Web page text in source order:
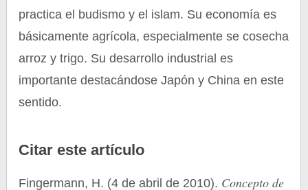
practica el budismo y el islam. Su economía es
básicamente agrícola, especialmente se cosecha
arroz y trigo. Su desarrollo industrial es
importante destacándose Japón y China en este
sentido.
Citar este artículo
Fingermann, H. (4 de abril de 2010). Concepto de